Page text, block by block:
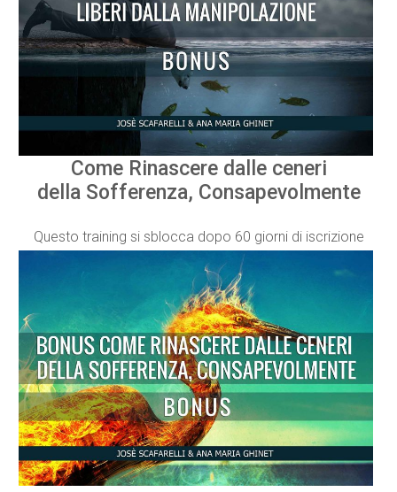
Come Rinascere dalle ceneri
della Sofferenza, Consapevolmente
Questo training si sblocca dopo 60 giorni di iscrizione